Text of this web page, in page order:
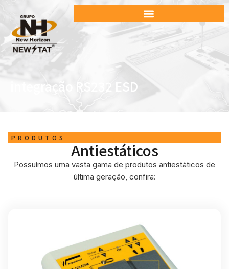
integração RS232 ESD
PRODUTOS
Antiestáticos
Possuímos uma vasta gama de produtos antiestáticos de
última geração, confira: